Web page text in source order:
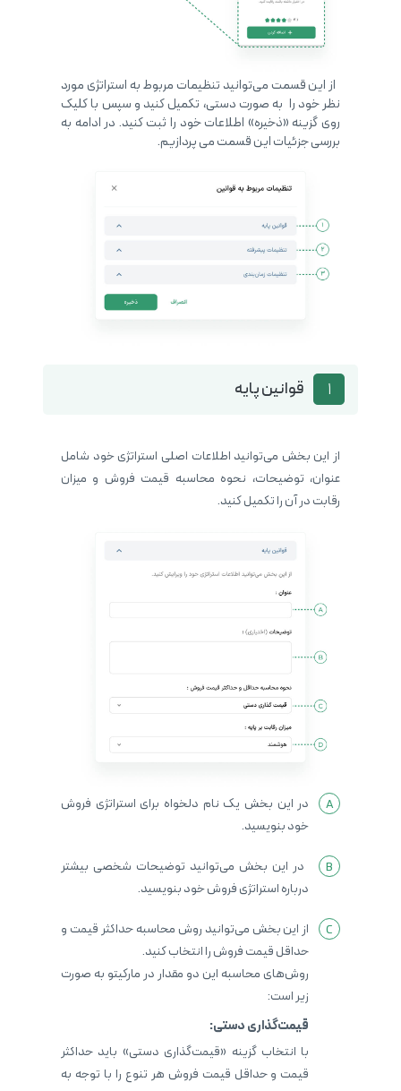
از این قسمت می‌توانید تنظیمات مربوط به استراتژی مورد
نظر خود را به صورت دستی، تکمیل کنید و سپس با کلیک
روی گزینه «ذخیره» اطلاعات خود را ثبت کنید. در ادامه به
بررسی جزئیات این قسمت می پردازیم.
1 قوانین پایه
از این بخش می‌توانید اطلاعات اصلی استراتژی خود شامل
عنوان، توضیحات، نحوه محاسبه قیمت فروش و میزان
رقابت در آن را تکمیل کنید.
در این بخش یک نام دلخواه برای استراتژی فروش
خود بنویسید.
در این بخش می‌توانید توضیحات شخصی بیشتر
درباره استراتژی فروش خود بنویسید.
از این بخش می‌توانید روش محاسبه حداکثر قیمت و
حداقل قیمت فروش را انتخاب کنید.
روش‌های محاسبه این دو مقدار در مارکیتو به صورت
زیر است:
قیمت‌گذاری دستی:
با انتخاب گزینه «قیمت‌گذاری دستی» باید حداکثر
قیمت و حداقل قیمت فروش هر تنوع را با توجه به